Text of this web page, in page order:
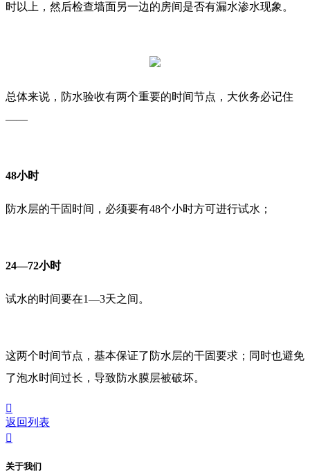
时以上，然后检查墙面另一边的房间是否有漏水渗水现象。
总体来说，防水验收有两个重要的时间节点，大伙务必记住
——
48小时
防水层的干固时间，必须要有48个小时方可进行试水；
24—72小时
试水的时间要在1—3天之间。
这两个时间节点，基本保证了防水层的干固要求；同时也避免
了泡水时间过长，导致防水膜层被破坏。

返回列表

关于我们